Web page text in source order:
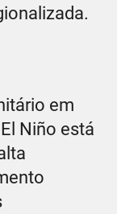
em
Niño está